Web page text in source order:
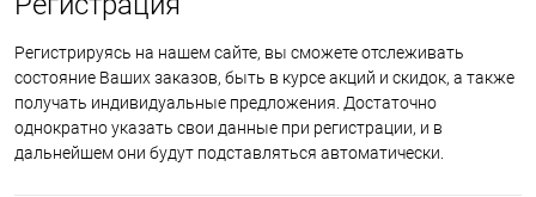
Регистрируясь на нашем сайте, вы сможете отслеживать
состояние Ваших заказов, быть в курсе акций и скидок, а также
получать индивидуальные предложения. Достаточно
однократно указать свои данные при регистрации, и в
дальнейшем они будут подставляться автоматически.